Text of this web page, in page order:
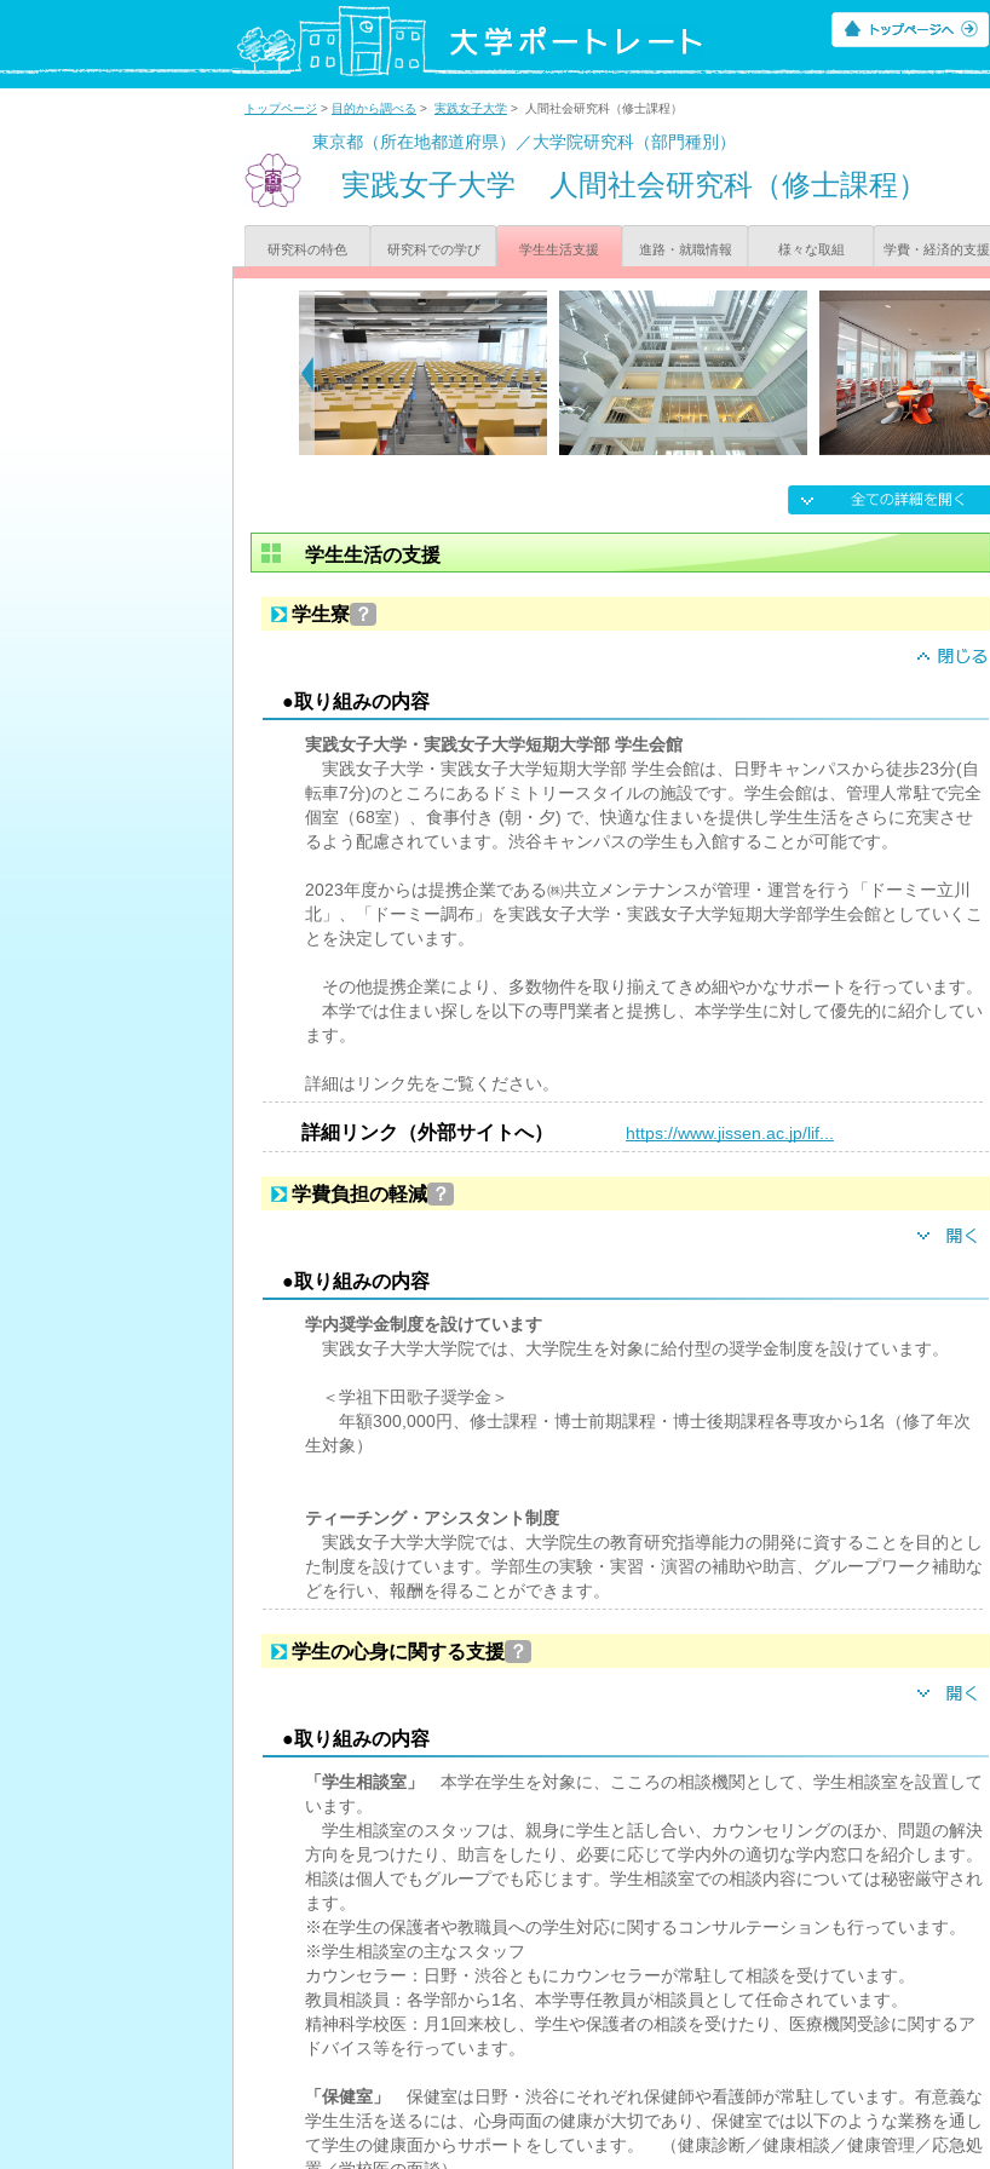
トップページ > 目的から調べる > 実践女子大学 > 人間社会研究科（修士課程）
東京都（所在地都道府県）／大学院研究科（部門種別）
実践女子大学 人間社会研究科（修士課程）
研究科の特色 研究科での学び 学生生活支援 進路・就職情報 様々な取組 学費・経済的支援
学生生活の支援
学生寮 ？
●取り組みの内容
実践女子大学・実践女子大学短期大学部 学生会館
実践女子大学・実践女子大学短期大学部 学生会館は、日野キャンパスから徒歩23分(自
転車7分)のところにあるドミトリースタイルの施設です。学生会館は、管理人常駐で完全
個室（68室）、食事付き (朝・夕) で、快適な住まいを提供し学生生活をさらに充実させ
るよう配慮されています。渋谷キャンパスの学生も入館することが可能です。
2023年度からは提携企業である㈱共立メンテナンスが管理・運営を行う「ドーミー立川
北」、「ドーミー調布」を実践女子大学・実践女子大学短期大学部学生会館としていくこ
とを決定しています。
その他提携企業により、多数物件を取り揃えてきめ細やかなサポートを行っています。
本学では住まい探しを以下の専門業者と提携し、本学学生に対して優先的に紹介してい
ます。
詳細はリンク先をご覧ください。
詳細リンク（外部サイトへ） https://www.jissen.ac.jp/lif...
学費負担の軽減 ？
●取り組みの内容
学内奨学金制度を設けています
実践女子大学大学院では、大学院生を対象に給付型の奨学金制度を設けています。
＜学祖下田歌子奨学金＞
年額300,000円、修士課程・博士前期課程・博士後期課程各専攻から1名（修了年次
生対象）
ティーチング・アシスタント制度
実践女子大学大学院では、大学院生の教育研究指導能力の開発に資することを目的とし
た制度を設けています。学部生の実験・実習・演習の補助や助言、グループワーク補助な
どを行い、報酬を得ることができます。
学生の心身に関する支援 ？
●取り組みの内容
「学生相談室」
本学在学生を対象に、こころの相談機関として、学生相談室を設置して
います。
学生相談室のスタッフは、親身に学生と話し合い、カウンセリングのほか、問題の解決
方向を見つけたり、助言をしたり、必要に応じて学内外の適切な学内窓口を紹介します。
相談は個人でもグループでも応じます。学生相談室での相談内容については秘密厳守され
ます。
※在学生の保護者や教職員への学生対応に関するコンサルテーションも行っています。
※学生相談室の主なスタッフ
カウンセラー：日野・渋谷ともにカウンセラーが常駐して相談を受けています。
教員相談員：各学部から1名、本学専任教員が相談員として任命されています。
精神科学校医：月1回来校し、学生や保護者の相談を受けたり、医療機関受診に関するア
ドバイス等を行っています。
「保健室」 保健室は日野・渋谷にそれぞれ保健師や看護師が常駐しています。有意義な
学生生活を送るには、心身両面の健康が大切であり、保健室では以下のような業務を通し
て学生の健康面からサポートをしています。 （健康診断／健康相談／健康管理／応急処